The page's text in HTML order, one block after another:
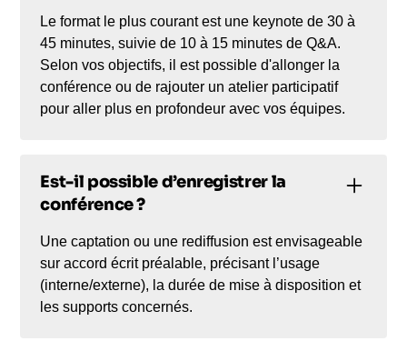
Le format le plus courant est une keynote de 30 à
45 minutes, suivie de 10 à 15 minutes de Q&A.
Selon vos objectifs, il est possible d'allonger la
conférence ou de rajouter un atelier participatif
pour aller plus en profondeur avec vos équipes.
Est-il possible d’enregistrer la
conférence ?
Une captation ou une rediffusion est envisageable
sur accord écrit préalable, précisant l’usage
(interne/externe), la durée de mise à disposition et
les supports concernés.